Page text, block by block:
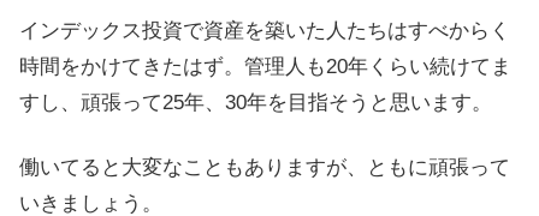
インデックス投資で資産を築いた人たちはすべからく
時間をかけてきたはず。管理人も20年くらい続けてま
すし、頑張って25年、30年を目指そうと思います。
働いてると大変なこともありますが、ともに頑張って
いきましょう。